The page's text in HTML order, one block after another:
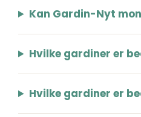
Kan Gardin-Nyt
Hvilke gardiner er
Hvilke gardiner er